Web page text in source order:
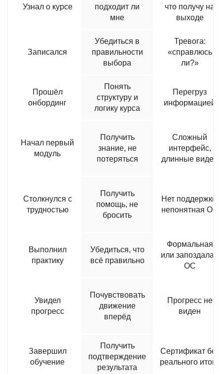
Узнал о курсе
подходит ли
мне
что получу на
выходе
Записался
Убедиться в
правильности
выбора
Тревога:
«справлюсь
ли?»
Прошёл
онбординг
Понять
структуру и
логику курса
Перегруз
информацией
Начал первый
модуль
Получить
знание, не
потеряться
Сложный
интерфейс,
длинные видео
Столкнулся с
трудностью
Получить
помощь, не
бросить
Нет поддержки,
непонятная ОС
Выполнил
практику
Убедиться, что
всё правильно
Формальная
или запоздалая
ОС
Увидел
прогресс
Почувствовать
движение
вперёд
Прогресс не
виден
Завершил
обучение
Получить
подтверждение
результата
Сертификат без
реального итога